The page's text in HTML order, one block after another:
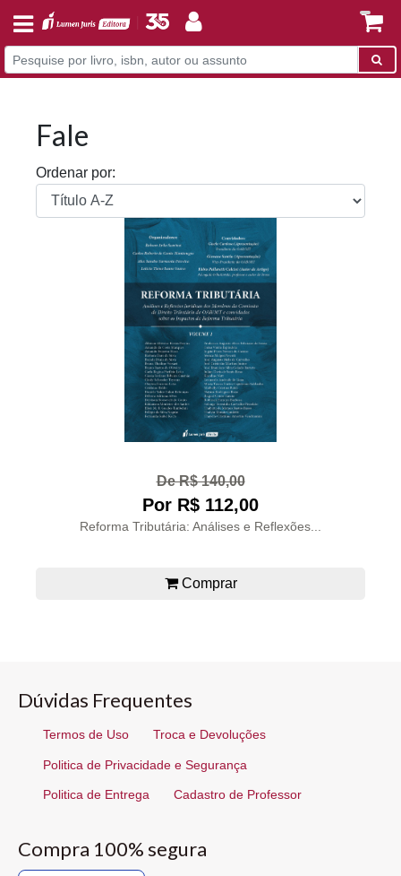
Fale
Ordenar por:
De R$ 140,00
Por R$ 112,00
Reforma Tributária: Análises e Reflexões...
Comprar
Dúvidas Frequentes
Termos de Uso Troca e Devoluções
Politica de Privacidade e Segurança
Politica de Entrega Cadastro de Professor
Compra 100% segura